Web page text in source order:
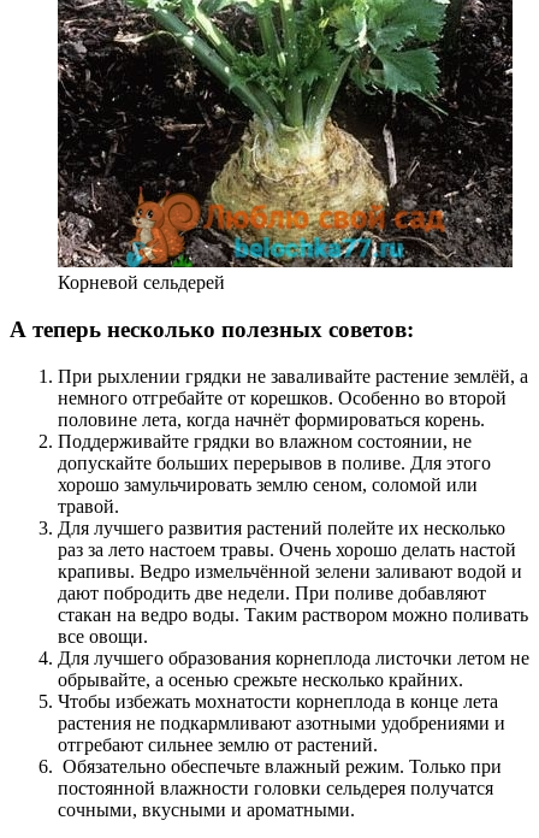
Корневой сельдерей
А теперь несколько полезных советов:
При рыхлении грядки не заваливайте растение землёй, а
немного отгребайте от корешков. Особенно во второй
половине лета, когда начнёт формироваться корень.
Поддерживайте грядки во влажном состоянии, не
допускайте больших перерывов в поливе. Для этого
хорошо замульчировать землю сеном, соломой или
травой.
Для лучшего развития растений полейте их несколько
раз за лето настоем травы. Очень хорошо делать настой
крапивы. Ведро измельчённой зелени заливают водой и
дают побродить две недели. При поливе добавляют
стакан на ведро воды. Таким раствором можно поливать
все овощи.
Для лучшего образования корнеплода листочки летом не
обрывайте, а осенью срежьте несколько крайних.
Чтобы избежать мохнатости корнеплода в конце лета
растения не подкармливают азотными удобрениями и
отгребают сильнее землю от растений.
Обязательно обеспечьте влажный режим. Только при
постоянной влажности головки сельдерея получатся
сочными, вкусными и ароматными.